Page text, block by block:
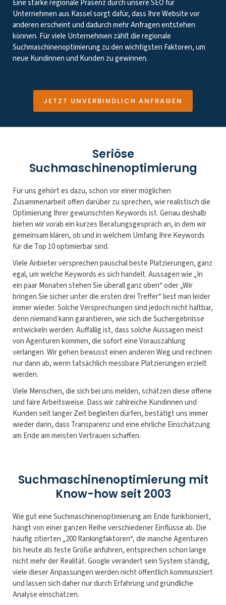
Eine starke regionale Präsenz durch unsere SEO für
Unternehmen aus Kassel sorgt dafür, dass Ihre Website vor
anderen erscheint und dadurch mehr Anfragen entstehen
können. Für viele Unternehmen zählt die regionale
Suchmaschinenoptimierung zu den wichtigsten Faktoren, um
neue Kundinnen und Kunden zu gewinnen.
JETZT UNVERBINDLICH ANFRAGEN
Seriöse
Suchmaschinenoptimierung
Für uns gehört es dazu, schon vor einer möglichen
Zusammenarbeit offen darüber zu sprechen, wie realistisch die
Optimierung Ihrer gewünschten Keywords ist. Genau deshalb
bieten wir vorab ein kurzes Beratungsgespräch an, in dem wir
gemeinsam klären, ob und in welchem Umfang Ihre Keywords
für die Top 10 optimierbar sind.
Viele Anbieter versprechen pauschal beste Platzierungen, ganz
egal, um welche Keywords es sich handelt. Aussagen wie „In
ein paar Monaten stehen Sie überall ganz oben“ oder „Wir
bringen Sie sicher unter die ersten drei Treffer“ liest man leider
immer wieder. Solche Versprechungen sind jedoch nicht haltbar,
denn niemand kann garantieren, wie sich die Suchergebnisse
entwickeln werden. Auffällig ist, dass solche Aussagen meist
von Agenturen kommen, die sofort eine Vorauszahlung
verlangen. Wir gehen bewusst einen anderen Weg und rechnen
nur dann ab, wenn tatsächlich messbare Platzierungen erzielt
werden.
Viele Menschen, die sich bei uns melden, schätzen diese offene
und faire Arbeitsweise. Dass wir zahlreiche Kundinnen und
Kunden seit langer Zeit begleiten dürfen, bestätigt uns immer
wieder darin, dass Transparenz und eine ehrliche Einschätzung
am Ende am meisten Vertrauen schaffen.
Suchmaschinenoptimierung mit
Know-how seit 2003
Wie gut eine Suchmaschinenoptimierung am Ende funktioniert,
hängt von einer ganzen Reihe verschiedener Einflüsse ab. Die
häufig zitierten „200 Rankingfaktoren“, die manche Agenturen
bis heute als feste Größe anführen, entsprechen schon lange
nicht mehr der Realität. Google verändert sein System ständig,
viele dieser Anpassungen werden nicht öffentlich kommuniziert
und lassen sich daher nur durch Erfahrung und gründliche
Analyse einschätzen.